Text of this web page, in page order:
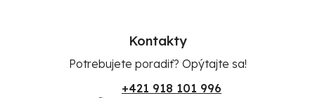
Kontakty
Potrebujete poradiť? Opýtajte sa!
+421 918 101 996